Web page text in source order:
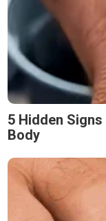
5 Hidden
Body